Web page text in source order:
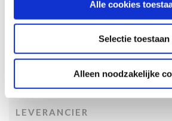
Alle cookies
Selectie toestaan
Alleen noodzakelijke
VERZEKERINGEN
VOORWAARDEN
TOESLAGEN
LEVERANCIER